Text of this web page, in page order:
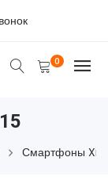
0
Смартфоны